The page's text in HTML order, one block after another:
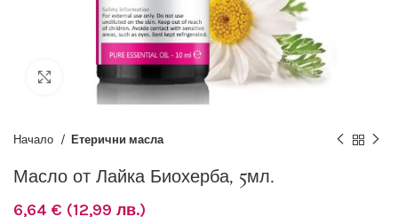
Разширяване
Начало Етерични масла
Масло от Лайка Биохерба, 5мл.
6,64 € (12,99 лв.)